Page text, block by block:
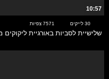
10:57
30 לייקים 7571 צפיות
שלישיית לסביות באורגיית